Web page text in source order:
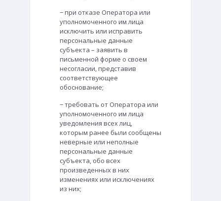
− при отказе Оператора или
уполномоченного им лица
исключить или исправить
персональные данные
субъекта – заявить в
письменной форме о своем
несогласии, представив
соответствующее
обоснование;
− требовать от Оператора или
уполномоченного им лица
уведомления всех лиц,
которым ранее были сообщены
неверные или неполные
персональные данные
субъекта, обо всех
произведенных в них
изменениях или исключениях
из них;